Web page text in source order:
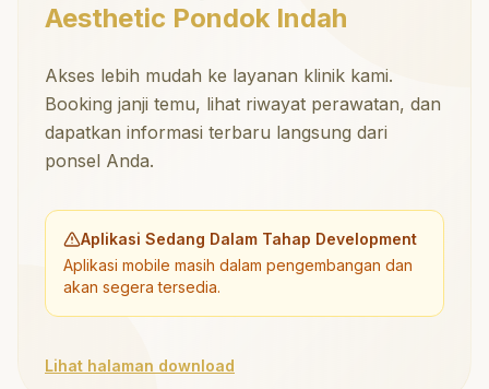
Aesthetic Pondok Indah
Akses lebih mudah ke layanan klinik kami.
Booking janji temu, lihat riwayat perawatan, dan
dapatkan informasi terbaru langsung dari
ponsel Anda.
Aplikasi Sedang Dalam Tahap Development
Aplikasi mobile masih dalam pengembangan dan
akan segera tersedia.
Lihat halaman download